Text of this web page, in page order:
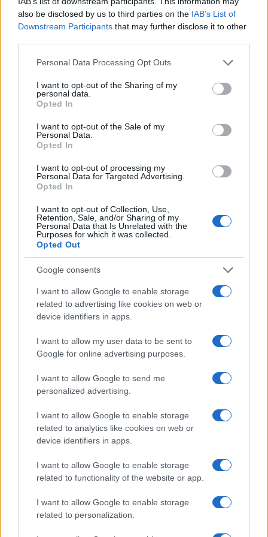
also be disclosed by us to third parties on the IAB’s List of
Downstream Participants that may further disclose it to other
Please note that this website/app uses one or more Google
not limited to your visit or usage behaviour. You may click to
grant or deny consent to Google and its third-party tags to
use your data for below specified purposes in below Google
consent section.
Personal Data Processing Opt Outs
I want to opt-out of the Sharing of my
personal data.
Opted In
I want to opt-out of the Sale of my
Personal Data.
Opted In
I want to opt-out of processing my
Personal Data for Targeted Advertising.
Opted In
I want to opt-out of Collection, Use,
Retention, Sale, and/or Sharing of my
Personal Data that Is Unrelated with the
Purposes for which it was collected.
Opted Out
Google consents
I want to allow Google to enable storage
related to advertising like cookies on web or
device identifiers in apps.
I want to allow my user data to be sent to
Google for online advertising purposes.
I want to allow Google to send me
personalized advertising.
I want to allow Google to enable storage
related to analytics like cookies on web or
device identifiers in apps.
I want to allow Google to enable storage
related to functionality of the website or app.
I want to allow Google to enable storage
related to personalization.
το 4ο, σύμφωνα με τα στοιχεία του γραφήματος.
Η χαμηλότερη τιμή στο 4ο πεδίο
Το 4ο επιστημονικό πεδίο εμφανίζει τη χαμηλότερη
εκτίμηση κατώτατης ΕΒΕ, με τιμή 8,26.
Βαθμολογίες Πανελληνίων 2026: Τι ισχύει σε περίπτωση
ισοβαθμίας
Η χαμηλότερη αυτή εκτίμηση συνδέεται με τη
βαθμολογική εικόνα του πεδίου και κυρίως με τις